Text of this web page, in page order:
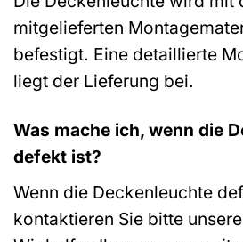
mitgelieferten
befestigt. Eine detaillierte
liegt der Lieferung bei.
Was mache ich, wenn die
defekt ist?
Wenn die Deckenleuchte
kontaktieren Sie bitte